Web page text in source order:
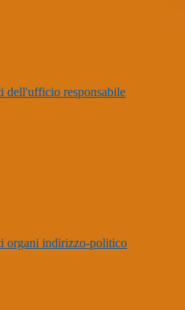
dell'ufficio responsabile
organi indirizzo-politico